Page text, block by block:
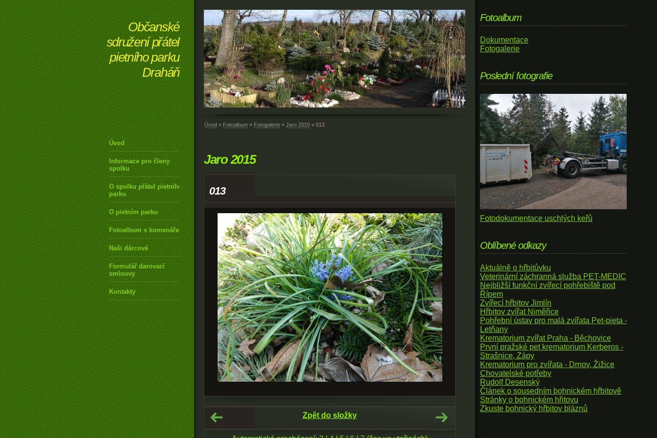
Občanské
sdružení přátel
pietního parku
Draháň
Úvod
Informace pro členy
spolku
O spolku přátel pietního
parku
O pietním parku
Fotoalbum s komenářem
Naši dárcové
Formulář darovací
smlouvy
Kontakty
Úvod » Fotoalbum » Fotogalerie » Jaro 2015 » 013
Jaro 2015
013
Zpět do složky
Fotoalbum
Dokumentace
Fotogalerie
Poslední fotografie
Fotodokumentace uschlých keřů
Oblíbené odkazy
Aktuálně o hřbitůvku
Veterinární záchranná služba PET-MEDIC
Nejbližší funkční zvířecí pohřebiště pod
Řípem
Zvířecí hřbitov Jimlín
Hřbitov zvířat Niměřice
Pohřební ústav pro malá zvířata Pet-pieta -
Letňany
Krematorium zvířat Praha - Běchovice
První pražské pet krematorium Kerberos -
Strašnice, Zápy
Krematorium pro zvířata - Drnov, Žižice
Chovatelské potřeby
Rudolf Desenský
Článek o sousedním bohnickém hřbitově
Stránky o bohnickém hřitovu
Zkuste bohnický hřbitov bláznů